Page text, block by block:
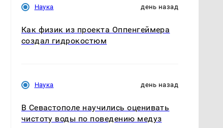
Наука день назад
Как физик из проекта Оппенгеймера
создал гидрокостюм
Наука день назад
В Севастополе научились оценивать
чистоту воды по поведению медуз